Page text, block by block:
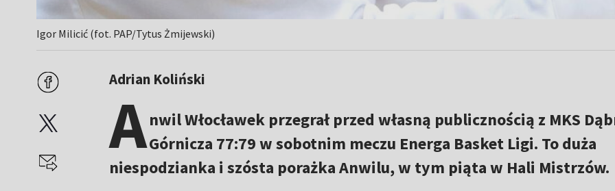
Igor Milicić (fot. PAP/Tytus Żmijewski)
Adrian Koliński
Anwil Włocławek przegrał przed własną publicznością z MKS
Górnicza 77:79 w sobotnim meczu Energa Basket Ligi. To duża
niespodzianka i szósta porażka Anwilu, w tym piąta w Hali Mistrzów.